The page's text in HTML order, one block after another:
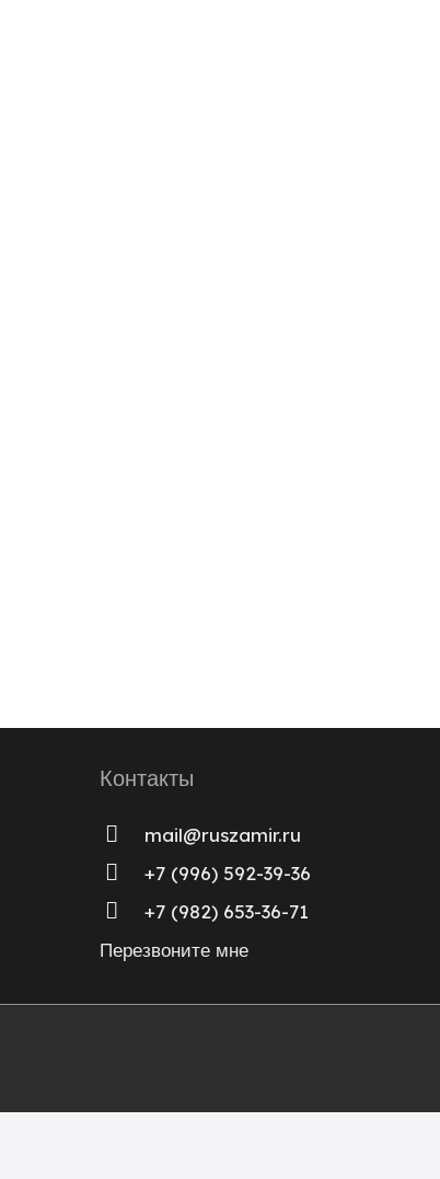
Контакты
mail@ruszamir.ru
+7 (996) 592-39-36
+7 (982) 653-36-71
Перезвоните мне